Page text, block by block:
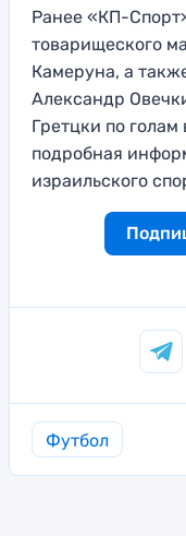
Ранее «КП-
товарищеского
Камеруна, а
Александр
Гретцки по
подробная
израильского
Футбол